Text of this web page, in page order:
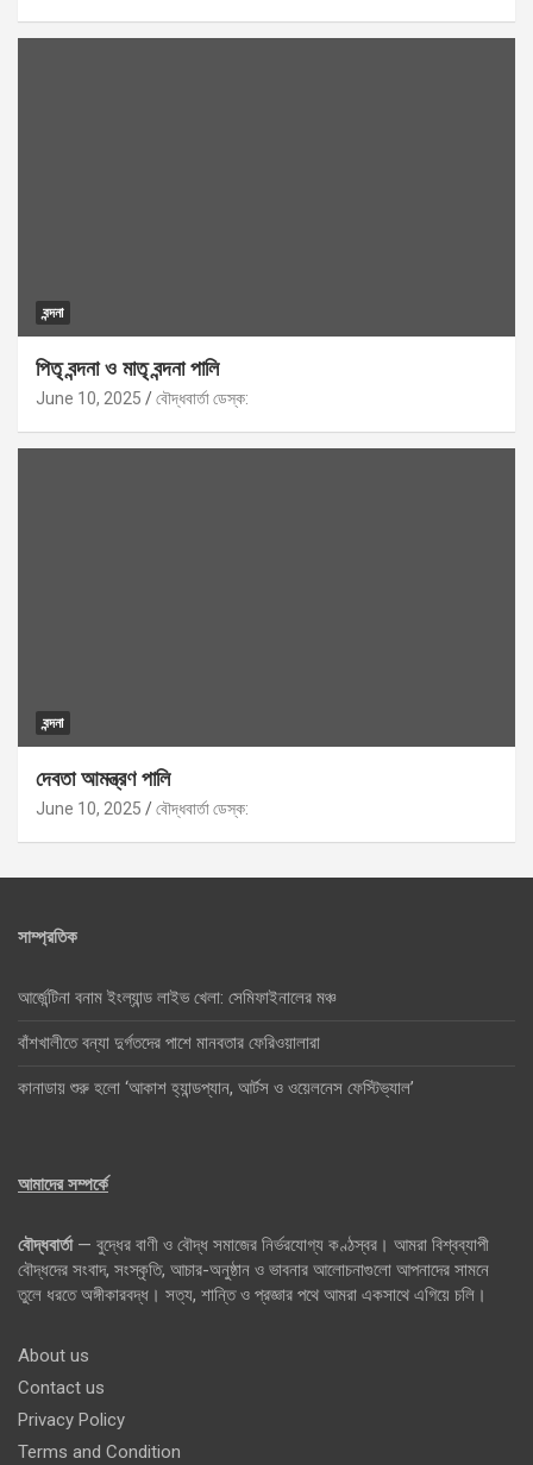
বন্দনা
পিতৃ বন্দনা ও মাতৃ বন্দনা পালি
June 10, 2025 বৌদ্ধবার্তা ডেস্ক:
বন্দনা
দেবতা আমন্ত্রণ পালি
June 10, 2025 বৌদ্ধবার্তা ডেস্ক:
সাম্প্রতিক
আর্জেন্টিনা বনাম ইংল্যান্ড লাইভ খেলা: সেমিফাইনালের মঞ্চ
বাঁশখালীতে বন্যা দুর্গতদের পাশে মানবতার ফেরিওয়ালারা
কানাডায় শুরু হলো ‘আকাশ হ্যান্ডপ্যান, আর্টস ও ওয়েলনেস ফেস্টিভ্যাল’
আমাদের সম্পর্কে
বৌদ্ধবার্তা— বুদ্ধের বাণী ও বৌদ্ধ সমাজের নির্ভরযোগ্য কণ্ঠস্বর। আমরা বিশ্বব্যাপী
বৌদ্ধদের সংবাদ, সংস্কৃতি, আচার-অনুষ্ঠান ও ভাবনার আলোচনাগুলো আপনাদের সামনে
তুলে ধরতে অঙ্গীকারবদ্ধ। সত্য, শান্তি ও প্রজ্ঞার পথে আমরা একসাথে এগিয়ে চলি।
About us
Contact us
Privacy Policy
Terms and Condition